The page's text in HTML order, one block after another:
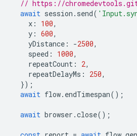
// https://
await session . send(
x : 100,
y : 600,
yDistance : -2500,
speed : 1000,
repeatCount : 2,
repeatDelayMs : 250,
});
await flow. endTimespan();
await browser .close();